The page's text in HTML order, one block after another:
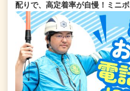
配りで、高定着率が自慢！ミニ